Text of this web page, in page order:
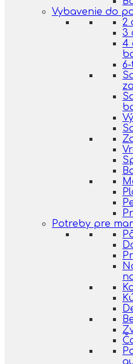
Vybavenie do
2
3
4
Potreby pre